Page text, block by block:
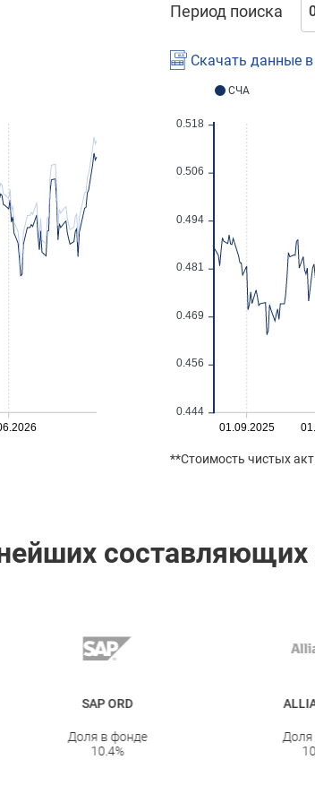
Период поиска
Скачать данные
СЧА
01.09.2025
0.518
0.506
0.494
0.481
0.469
0.456
0.444
**Стоимость чистых
Доля в фонде
ALLIANZ ORD
Доля в фонде